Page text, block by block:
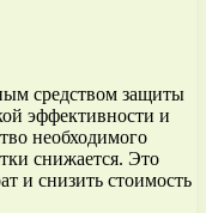
средством защиты
эффективности и
необходимого
снижается. Это
и снизить стоимость